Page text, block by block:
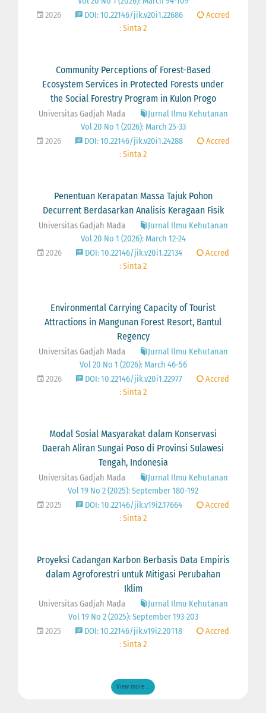
2026
DOI: 10.22146/jik.v20i1.22686
Accred
: Sinta 2
Community Perceptions of Forest-Based
Ecosystem Services in Protected Forests under
the Social Forestry Program in Kulon Progo
Universitas Gadjah Mada
Jurnal Ilmu Kehutanan
Vol 20 No 1 (2026): March 25-33
2026
DOI: 10.22146/jik.v20i1.24288
Accred
: Sinta 2
Penentuan Kerapatan Massa Tajuk Pohon
Decurrent Berdasarkan Analisis Keragaan Fisik
Universitas Gadjah Mada
Jurnal Ilmu Kehutanan
Vol 20 No 1 (2026): March 12-24
2026
DOI: 10.22146/jik.v20i1.22134
Accred
: Sinta 2
Environmental Carrying Capacity of Tourist
Attractions in Mangunan Forest Resort, Bantul
Regency
Universitas Gadjah Mada
Jurnal Ilmu Kehutanan
Vol 20 No 1 (2026): March 46-56
2026
DOI: 10.22146/jik.v20i1.22977
Accred
: Sinta 2
Modal Sosial Masyarakat dalam Konservasi
Daerah Aliran Sungai Poso di Provinsi Sulawesi
Tengah, Indonesia
Universitas Gadjah Mada
Jurnal Ilmu Kehutanan
Vol 19 No 2 (2025): September 180-192
2025
DOI: 10.22146/jik.v19i2.17664
Accred
: Sinta 2
Proyeksi Cadangan Karbon Berbasis Data Empiris
dalam Agroforestri untuk Mitigasi Perubahan
Iklim
Universitas Gadjah Mada
Jurnal Ilmu Kehutanan
Vol 19 No 2 (2025): September 193-203
2025
DOI: 10.22146/jik.v19i2.20118
Accred
: Sinta 2
View more ...